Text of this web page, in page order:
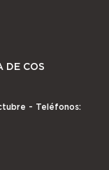
DE COS
- Teléfonos: